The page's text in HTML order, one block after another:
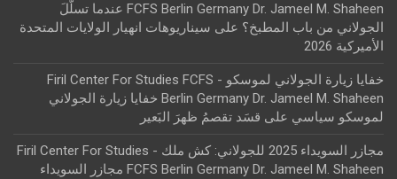
FCFS Berlin Germany Dr. Jameel M. Shaheen عندما تسلّلَ
الجولاني من باب المطبخ؟ على سيناريوهات انهيار الولايات المتحدة
الأميركية 2026
خفايا زيارة الجولاني لموسكو - Firil Center For Studies FCFS
Berlin Germany Dr. Jameel M. Shaheen خفايا زيارة الجولاني
لموسكو سياسي على قسَد تقصمُ ظهرَ البَعير
مجازر السويداء 2025 للجولاني: كش ملك - Firil Center For Studies
FCFS Berlin Germany Dr. Jameel M. Shaheen مجازر السويداء